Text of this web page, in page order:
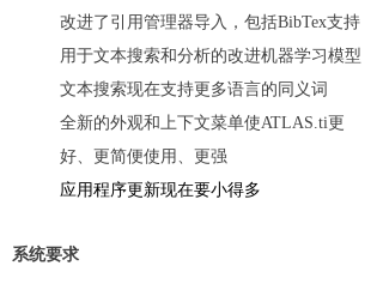
改进了引用管理器导入，包括BibTex支持
用于文本搜索和分析的改进机器学习模型
文本搜索现在支持更多语言的同义词
全新的外观和上下文菜单使ATLAS.ti更
好、更简便使用、更强
应用程序更新现在要小得多
系统要求